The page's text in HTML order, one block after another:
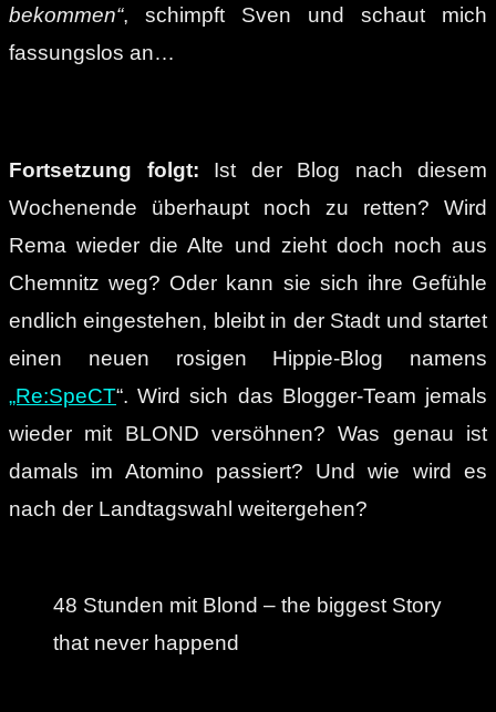
bekommen“, schimpft Sven und schaut mich
fassungslos an…
Fortsetzung folgt: Ist der Blog nach diesem
Wochenende überhaupt noch zu retten? Wird
Rema wieder die Alte und zieht doch noch aus
Chemnitz weg? Oder kann sie sich ihre Gefühle
endlich eingestehen, bleibt in der Stadt und startet
einen neuen rosigen Hippie-Blog namens
„Re:SpeCT“. Wird sich das Blogger-Team jemals
wieder mit BLOND versöhnen? Was genau ist
damals im Atomino passiert? Und wie wird es
nach der Landtagswahl weitergehen?
48 Stunden mit Blond – the biggest Story
that never happend